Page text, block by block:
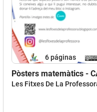
6páginas
Pòsters matemàtics -
Les Fitxes De La